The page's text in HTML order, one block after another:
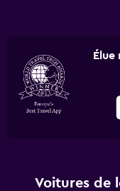
Élue
Voitures de